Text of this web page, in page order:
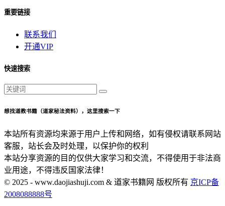
重要链接
联系我们
开通VIP
快速搜索
想找道教书籍（道家秘法资料），这里搜索一下
本站所有资源均来源于用户上传和网络，如有侵权请联系网站
客服，站长会及时处理，以保护你的权利
本站分享资源的目的仅供大家学习和交流，不得使用于非法商
业用途，不得违反国家法律！
© 2025 - www.daojiashuji.com & 道家书籍网 版权所有 京ICP备
2008088888号